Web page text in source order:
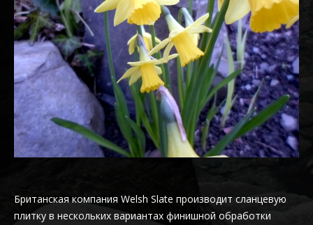
Британская компания Welsh Slate производит сланцевую
плитку в нескольких вариантах финишной обработки